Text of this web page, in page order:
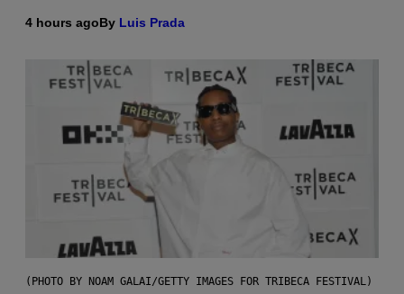
4 hours agoBy Luis Prada
(PHOTO BY NOAM GALAI/GETTY IMAGES FOR TRIBECA FESTIVAL)